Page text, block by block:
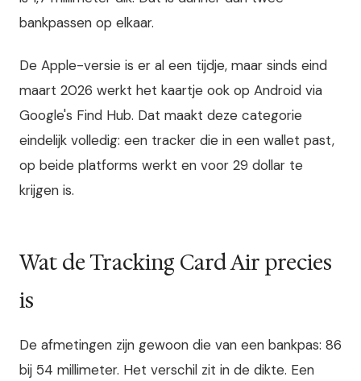
bankpassen op elkaar.
De Apple-versie is er al een tijdje, maar sinds eind
maart 2026 werkt het kaartje ook op Android via
Google's Find Hub. Dat maakt deze categorie
eindelijk volledig: een tracker die in een wallet past,
op beide platforms werkt en voor 29 dollar te
krijgen is.
Wat de Tracking Card Air precies
is
De afmetingen zijn gewoon die van een bankpas: 86
bij 54 millimeter. Het verschil zit in de dikte. Een